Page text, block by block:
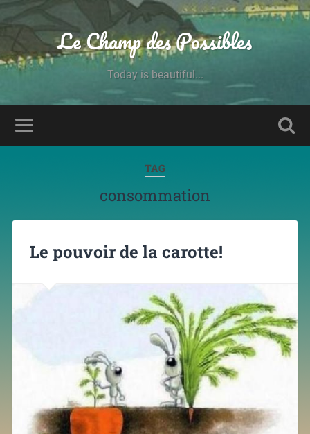
Le Champ des Possibles
Today is beautiful...
TAG
consommation
Le pouvoir de la carotte!